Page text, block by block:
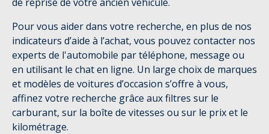
Pour vous aider dans votre recherche, en plus de nos
indicateurs d’aide à l’achat, vous pouvez contacter nos
experts de l'automobile par téléphone, message ou
en utilisant le chat en ligne. Un large choix de marques
et modèles de voitures d’occasion s’offre à vous,
affinez votre recherche grâce aux filtres sur le
carburant, sur la boîte de vitesses ou sur le prix et le
kilométrage.